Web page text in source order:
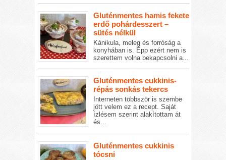
Gluténmentes hamis fekete
erdő pohárdesszert –
sütés nélkül
Kánikula, meleg és forróság a
konyhában is. Épp ezért nem is
szerettem volna bekapcsolni a...
Gluténmentes cukkinis-
répás sonkás tekercs
Interneten többször is szembe
jött velem ez a recept. Saját
ízlésem szerint alakítottam át
és...
Gluténmentes cukkinis
tócsni